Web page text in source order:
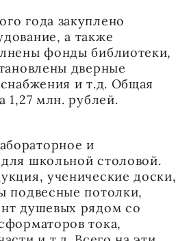
года закуплено
а также
фонды библиотеки,
дверные
и т.д. Общая
1,27 млн. рублей.
и
школьной столовой.
ученические доски,
подвесные потолки,
душевых рядом со
тока,